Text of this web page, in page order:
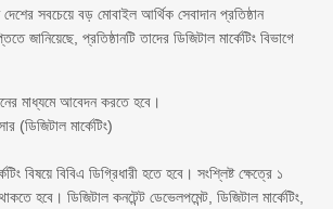
সবচেয়ে বড় মোবাইল আর্থিক সেবাদান প্রতিষ্ঠান
জানিয়েছে, প্রতিষ্ঠানটি তাদের ডিজিটাল মার্কেটিং বিভাগে
মাধ্যমে আবেদন করতে হবে।
(ডিজিটাল মার্কেটিং)
বিষয়ে বিবিএ ডিগ্রিধারী হতে হবে। সংশ্লিষ্ট ক্ষেত্রে ১
হবে। ডিজিটাল কনটেন্ট ডেভেলপমেন্ট, ডিজিটাল মার্কেটিং,